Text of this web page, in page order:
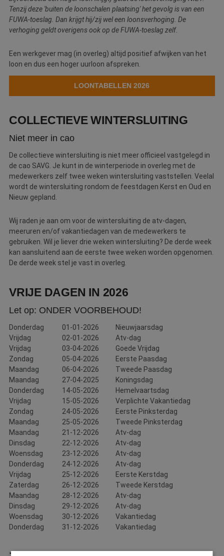
Tenzij deze 'buiten de loonschalen plaatsing' het gevolg is van een
FUWA-toeslag. Dan krijgt hij/zij wel een loonsverhoging. De
verhoging geldt overigens ook op de FUWA-toeslag zelf.
Een werkgever mag (in overleg) altijd positief afwijken van het
loon en dus een hoger uurloon afspreken.
LOONTABELLEN 2026
COLLECTIEVE WINTERSLUITING
Niet meer in cao
De collectieve wintersluiting is niet meer officieel vastgelegd in
de cao SAVG. Je kunt in de winterperiode in overleg met de
medewerkers zelf twee weken wintersluiting vaststellen. Veelal
wordt de wintersluiting rondom de feestdagen Kerst en Oud en
Nieuw gepland.
Wij raden je aan om voor de wintersluiting de atv-dagen,
meeruren en/of vakantiedagen van de medewerkers te
gebruiken. Wil je liever drie weken wintersluiting? De derde week
kan aansluitend aan de eerste twee weken worden opgenomen.
De derde week stel je vast in overleg.
VRIJE DAGEN IN 2026
Let op: ONDER VOORBEHOUD!
Donderdag 01-01-2026
Nieuwjaarsdag
Vrijdag
02-01-2026
Atv-dag
Vrijdag
03-04-2026
Goede Vrijdag
Zondag
05-04-2026
Eerste Paasdag
Maandag
06-04-2026
Tweede Paasdag
Maandag
27-04-2025
Koningsdag
Donderdag
14-05-2026
Hemelvaartsdag
Vrijdag
15-05-2026
Verplichte Vakantiedag
Zondag
24-05-2026
Eerste Pinksterdag
Maandag
25-05-2026
Tweede Pinksterdag
Maandag
21-12-2026
Atv-dag
Dinsdag
22-12-2026
Atv-dag
Woensdag
23-12-2026
Atv-dag
Donderdag
24-12-2026
Atv-dag
Vrijdag
25-12-2026
Eerste Kerstdag
Zaterdag
26-12-2026
Tweede Kerstdag
Maandag
28-12-2026
Atv-dag
Dinsdag
29-12-2026
Atv-dag
Woensdag
30-12-2026
Vakantiedag
Donderdag
31-12-2026 Vakantiedag